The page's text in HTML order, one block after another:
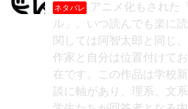
ネタバレ
アニメ化もされた
ル」。いつ読んでも楽に
関しては阿智太郎と同じ
作家と自分は位置付けて
在です。この作品は学校
談に軸があり、理系、文